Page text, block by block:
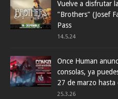
Vuelve a disfrutar
"Brothers" (Josef
Pass
14.5.24
Once Human
consolas, ya
27 de marzo hasta
25.3.26